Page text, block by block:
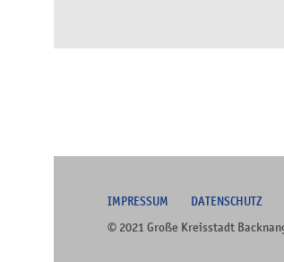
IMPRESSUM DATENSCHUTZ
© 2021 Große Kreisstadt